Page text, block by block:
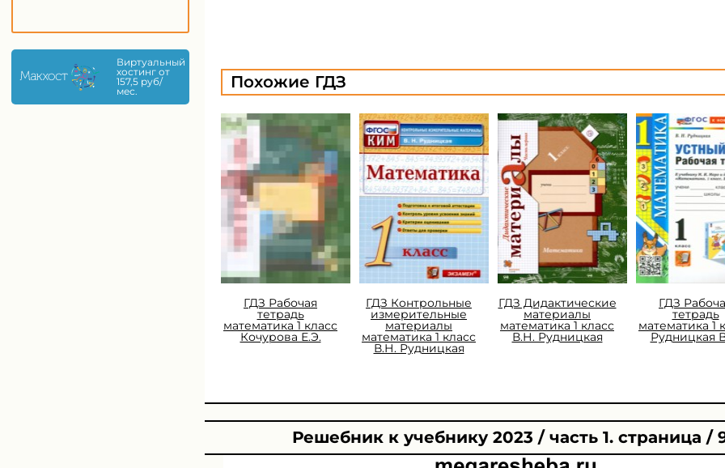
Виртуальный
хостинг от
157,5 руб/
мес.
Похожие ГДЗ
ГДЗ Рабочая
тетрадь
математика 1 класс
Кочурова Е.Э.
ГДЗ Контрольные
измерительные
материалы
математика 1 класс
В.Н. Рудницкая
ГДЗ Дидактические
материалы
математика 1 класс
В.Н. Рудницкая
ГДЗ
тетрадь
математика 1
Рудницкая
Решебник к учебнику 2023 / часть 1. страница /